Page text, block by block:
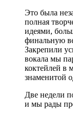
Это была
полная
идеями,
финальную
Закрепили
вокала мы
коктейлей в
знаменитой
Две недели
и мы рады